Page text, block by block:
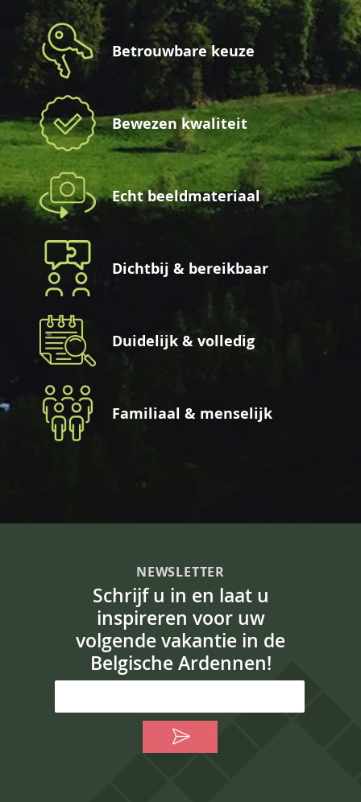
Betrouwbare keuze
Bewezen kwaliteit
Echt beeldmateriaal
Dichtbij & bereikbaar
Duidelijk & volledig
Familiaal & menselijk
NEWSLETTER
Schrijf u in en laat u
inspireren voor uw
volgende vakantie in de
Belgische Ardennen!